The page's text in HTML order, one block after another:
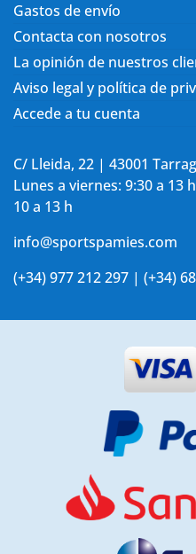
Gastos de envío
Contacta con nosotros
La opinión de nuestros
Aviso legal y política de
Accede a tu cuenta
C/ Lleida, 22 | 43001
Lunes a viernes: 9:30 a 13
10 a 13 h
info@sportspamies.com
(+34) 977 212 297 | (+34)